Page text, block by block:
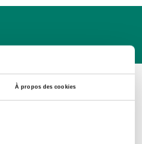
À propos des cookies